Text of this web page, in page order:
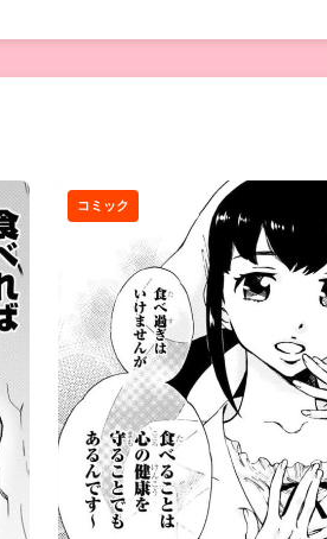
コミック